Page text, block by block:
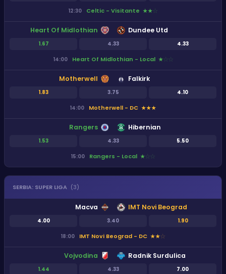
12:30 Celtic - Visitante ★★★
Heart Of Midlothian
1.67 4.33 4.33
Dundee Utd
14:00 Heart Of Midlothian - Local ★★★
Motherwell
1.83 3.75 4.10
Falkirk
14:00 Motherwell - DC ★★★
Rangers
1.53 4.33 5.50
Hibernian
15:00 Rangers - Local ★★★
SERBIA: SUPER LIGA (3)
Macva
4.00 3.40 1.90
IMT Novi Beograd
18:00 IMT Novi Beograd - DC ★★★
Vojvodina
1.44 4.33 7.00
Radnik Surdulica